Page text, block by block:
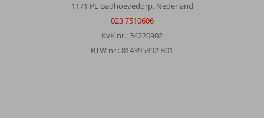
1171 PL Badhoevedorp, Nederland
023 7510606
KvK nr.: 34220902
BTW nr.: 814395892 B01